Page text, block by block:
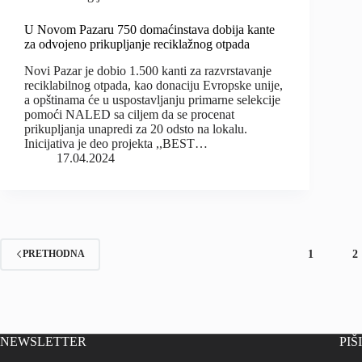
U Novom Pazaru 750 domaćinstava dobija kante
za odvojeno prikupljanje reciklažnog otpada
Novi Pazar je dobio 1.500 kanti za razvrstavanje
reciklabilnog otpada, kao donaciju Evropske unije,
a opštinama će u uspostavljanju primarne selekcije
pomoći NALED sa ciljem da se procenat
prikupljanja unapredi za 20 odsto na lokalu.
Inicijativa je deo projekta ,,BEST…
17.04.2024
PRETHODNA 1 2
NEWSLETTER